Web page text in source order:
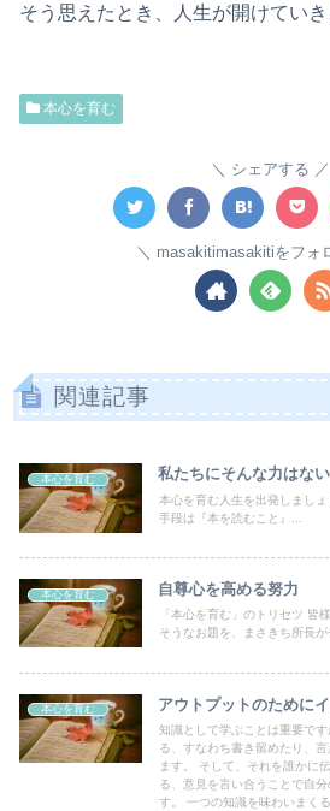
そう思えたとき、人生が開けてい
本心を育む
シェアする
masakitimasakitiをフォ
関連記事
本心を育む 私たちにそんな力はない
本心を育む人生を出発しまし
手段は『本を読むこと』...
本心を育む 自尊心を高める努力
「本心を育む」のトリセツ 皆
そうなお題を、まさきち所長
本心を育む アウトプットのために
知識として学ぶことは重要で
る、すなわち書き留めたり、
ます。 そして、それを誰かに
る、意見を言い合うことで自
す。 一つの知識を味わいまく